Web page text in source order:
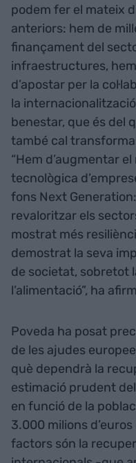
podem fer el mateix
anteriors: hem de
finançament del
infraestructures,
d’apostar per la
la
benestar, que és del
també cal
“Hem d’augmentar
tecnològica
fons Next
revaloritzar els
mostrat més
demostrat la seva
de societat, sobretot
l’alimentació”, ha
Poveda ha posat
de les ajudes
què dependrà la
estimació prudent
en funció de la
3.000 milions d’euros
factors són la